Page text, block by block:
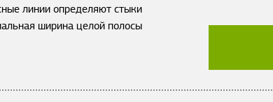
линии определяют стыки
ширина целой полосы